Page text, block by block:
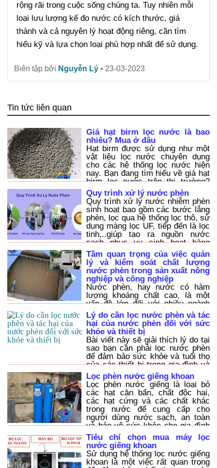
rộng rãi trong cuộc sống chúng ta. Tuy nhiên mỗi
loại lưu lượng kế đo nước có kích thước, giá
thành và cả nguyên lý hoạt động riêng, cần tìm
hiểu kỹ và lựa chọn loại phù hợp nhất để sử dụng.
Biên tập bởi Nguyễn Lý • 23-03-2023
Tin tức liên quan
Giá hạt birm lọc nước là bao
nhiêu? Mua ở đâu
Hạt birm được sử dụng như một
vật liệu lọc nước chuyên dụng
cho các hệ thống lọc nước hiện
nay. Bạn đang tìm hiểu về giá hạt
birm lọc nước trên thị trường?
hãy cùng TABICO tìm hiểu qua
bài viết này nhé
Quy trình xử lý nước phèn
Quy trình xử lý nước nhiễm phèn
sinh hoạt bao gồm các bước lắng
phèn, lọc qua hệ thống lọc thô, sử
dụng màng lọc UF, tiếp đến là lọc
tinh,..giúp tạo ra nguồn nước
sạch phục vụ sinh hoạt hàng
ngày. Quy trình này có thể áp
dụng linh hoạt tùy theo điều kiện
thực tế nguồn nước cấp, nhu cầu
sử dụng và ng
Tầm quan trọng của việc quản
lý và kiểm soát chất lượng
nước phèn trong sản xuất nông
nghiệp và công nghiệp
Nước phèn, hay nước có hàm
lượng khoáng chất cao, là một
vấn đề lớn đối với nhiều ngành
công nghiệp và nông nghiệp trên
khắp thế giới. Việc quản lý và
kiểm soát chất lượng nước phèn
là rất quan trọng, không chỉ để
đảm bảo sức khỏe con người mà
còn để bảo vệ môi trường và tăng
hiệu quả sản xuất.
Lý do cần lọc nước phèn và tác
hại của nước phèn đối với sức
khỏe và thiết bị
Bài viết này sẽ giải thích lý do tại
sao bạn cần phải lọc nước phèn
để đảm bảo sức khỏe và tuổi thọ
của các thiết bị trong gia đình và
làm rõ những tác hại của nước
phèn đến sức khỏe con người.
Chúng tôi cũng cung cấp các
phương pháp lọc nước phèn để
giúp bạn giải quyết vấn đề này.
Lọc phèn nước giếng khoan
Lọc phèn nước giếng là loại bỏ
các hạt cặn bẩn, chất độc hại,
các hạt cứng và các chất khác
trong nước để cung cấp cho
người dùng nước sạch, an toàn
và bảo vệ sức khỏe cho gia đình
bạn. Hãy sử dụng các thiết bị lọc
nước phèn của chúng tôi để lọc
nước sạch và an toàn sử dụng.
Chúng tôi cam kết cung cấp sản
Tiêu chí chọn mua máy lọc
nước giếng khoan
Sử dụng hệ thống lọc nước giếng
khoan là một việc rất quan trọng